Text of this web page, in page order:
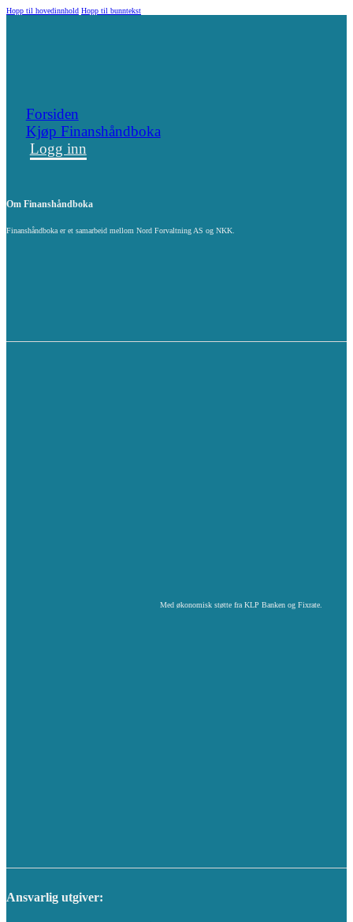
Hopp til hovedinnhold Hopp til bunntekst
Forsiden
Kjøp Finanshåndboka
Logg inn
Om Finanshåndboka
Finanshåndboka er et samarbeid mellom Nord Forvaltning AS og NKK.
Med økonomisk støtte fra KLP Banken og Fixrate.
Ansvarlig utgiver: